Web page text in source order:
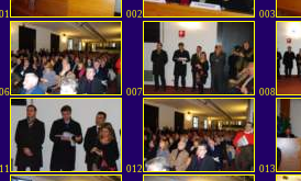
002 003
007 008
012 013